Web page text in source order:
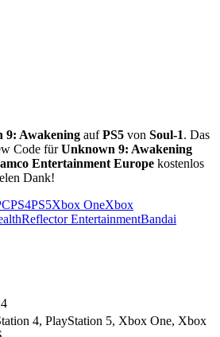
9: Awakening aufPS5 von Soul-1. Das
Code fürUnknown 9: Awakening
Entertainment Europe kostenlos
Dank!
PS4PS5Xbox OneXbox
Reflector EntertainmentBandai
4, PlayStation 5, Xbox One, Xbox